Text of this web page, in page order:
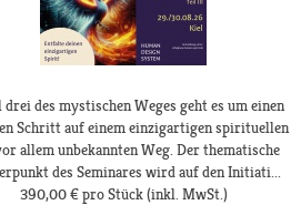
drei des mystischen Weges geht es um einen
Schritt auf einem einzigartigen spirituellen
allem unbekannten Weg. Der thematische
des Seminares wird auf den Initiati...
390,00 €pro Stück(inkl. MwSt.)